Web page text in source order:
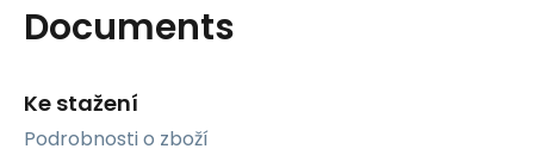
Documents
Ke stažení
Podrobnosti o zboží